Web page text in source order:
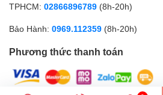
TPHCM: 02866896789 (8h-20h)
Bảo Hành: 0969.112359 (8h-20h)
Phương thức thanh toán